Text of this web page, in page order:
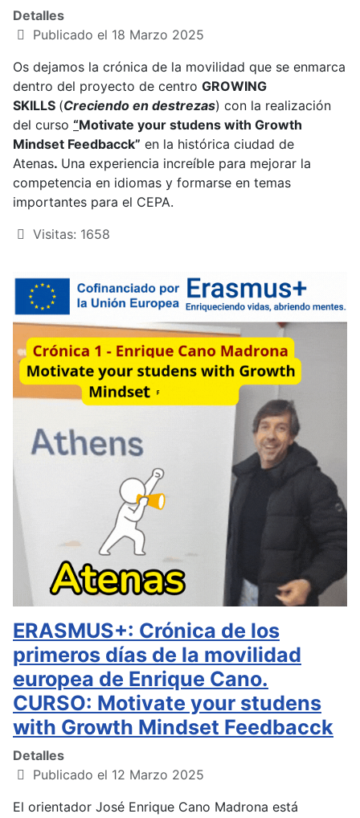
Detalles
Publicado el 18 Marzo 2025
Os dejamos la crónica de la movilidad que se enmarca
dentro del proyecto de centro GROWING
SKILLS (Creciendo en destrezas) con la realización
del curso “Motivate your studens with Growth
Mindset Feedbacck” en la histórica ciudad de
Atenas. Una experiencia increíble para mejorar la
competencia en idiomas y formarse en temas
importantes para el CEPA.
Visitas: 1658
ERASMUS+: Crónica de los
primeros días de la movilidad
europea de Enrique Cano.
CURSO: Motivate your studens
with Growth Mindset Feedbacck
Detalles
Publicado el 12 Marzo 2025
El orientador José Enrique Cano Madrona está